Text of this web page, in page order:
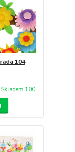
104
Skladem 100